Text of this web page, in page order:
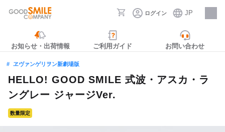
ログイン JP
採用情報
お知らせ・出荷情報 ご利用ガイド お問い合わせ
ヱヴァンゲリヲン新劇場版
HELLO! GOOD SMILE 式波・アスカ・ラ
ングレー ジャージVer.
数量限定